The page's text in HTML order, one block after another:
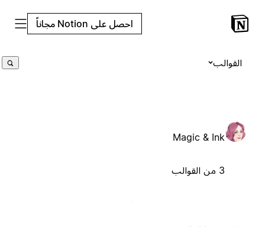
احصل على Notion مجاناً
القوالب
Magic & Ink